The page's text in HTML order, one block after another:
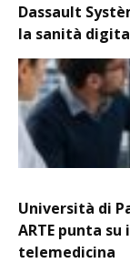
Dassault
la sanità
Università di
ARTE punta
telemedicina